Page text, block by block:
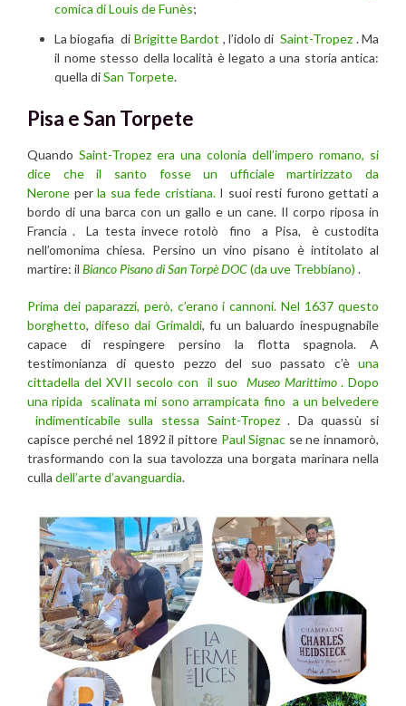
comica di Louis de Funès;
La biogafia di Brigitte Bardot , l’idolo diSaint-Tropez . Ma
il nome stesso della località è legato a una storia antica:
quella diSan Torpete.
Pisa e San Torpete
Quando Saint-Tropez era una colonia dell’impero romano, si
dice che il santo fosse un ufficiale martirizzato da
Nerone perla sua fede cristiana.I suoi resti furono gettati a
bordo di una barca con un gallo e un cane. Il corpo riposa in
Francia . La testa invece rotolò fino a Pisa, è custodita
nell’omonima chiesa. Persino un vino pisano è intitolato al
martire: il Bianco Pisano di San Torpè DOC(da uve Trebbiano) .
Prima dei paparazzi, però, c’erano i cannoni. Nel 1637 questo
borghetto, difeso dai Grimaldi, fu un baluardo inespugnabile
capace di respingere persino la flotta spagnola. A
testimonianza di questo pezzo del suo passato c’è una
cittadella del XVII secolo con il suo Museo Marittimo. Dopo
una ripida scalinata mi sono arrampicata fino a un belvedere
indimenticabile sulla stessa Saint-Tropez. Da quassù si
capisce perché nel 1892 il pittore Paul Signac se ne innamorò,
trasformando con la sua tavolozza una borgata marinara nella
culla dell’arte d’avanguardia.